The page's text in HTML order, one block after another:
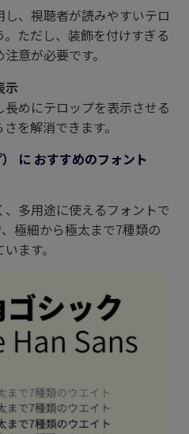
、視聴者が読みやすいテロ
ただし、装飾を付けすぎる
意が必要です。
示
めにテロップを表示させる
を解消できます。
に おすすめのフォント
多用途に使えるフォントで
極細から極太まで7種類の
ます。